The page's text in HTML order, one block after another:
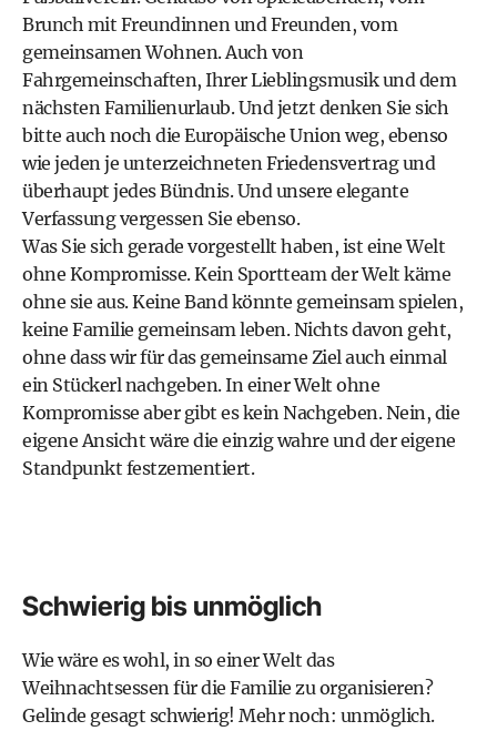
Brunch mit Freundinnen und Freunden, vom
gemeinsamen Wohnen. Auch von
Fahrgemeinschaften, Ihrer Lieblingsmusik und dem
nächsten Familienurlaub. Und jetzt denken Sie sich
bitte auch noch die Europäische Union weg, ebenso
wie jeden je unterzeichneten Friedensvertrag und
überhaupt jedes Bündnis. Und unsere elegante
Verfassung vergessen Sie ebenso.
Was Sie sich gerade vorgestellt haben, ist eine Welt
ohne Kompromisse. Kein Sportteam der Welt käme
ohne sie aus. Keine Band könnte gemeinsam spielen,
keine Familie gemeinsam leben. Nichts davon geht,
ohne dass wir für das gemeinsame Ziel auch einmal
ein Stückerl nachgeben. In einer Welt ohne
Kompromisse aber gibt es kein Nachgeben. Nein, die
eigene Ansicht wäre die einzig wahre und der eigene
Standpunkt festzementiert.
Schwierig bis unmöglich
Wie wäre es wohl, in so einer Welt das
Weihnachtsessen für die Familie zu organisieren?
Gelinde gesagt schwierig! Mehr noch: unmöglich.